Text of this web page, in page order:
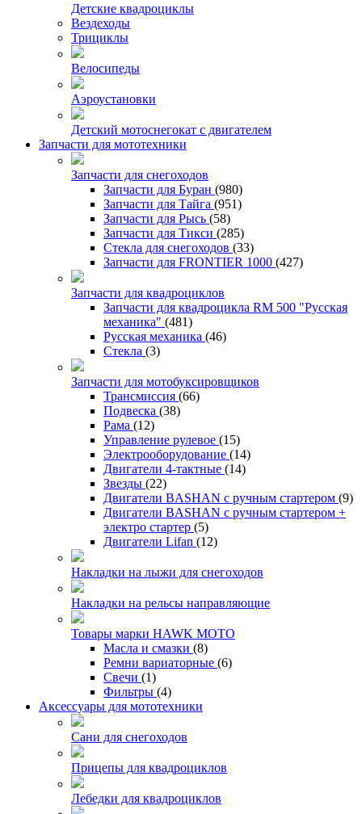
Детские квадроциклы
Вездеходы
Трициклы
Велосипеды
Аэроустановки
Детский мотоснегокат с двигателем
Запчасти для мототехники
Запчасти для снегоходов
Запчасти для Буран (980)
Запчасти для Тайга (951)
Запчасти для Рысь (58)
Запчасти для Тикси (285)
Стекла для снегоходов (33)
Запчасти для FRONTIER 1000 (427)
Запчасти для квадроциклов
Запчасти для квадроцикла RM 500 "Русская
механика" (481)
Русская механика (46)
Стекла (3)
Запчасти для мотобуксировщиков
Трансмиссия (66)
Подвеска (38)
Рама (12)
Управление рулевое (15)
Электрооборудование (14)
Двигатели 4-тактные (14)
Звезды (22)
Двигатели BASHAN с ручным стартером (9)
Двигатели BASHAN с ручным стартером +
электро стартер (5)
Двигатели Lifan (12)
Накладки на лыжи для снегоходов
Накладки на рельсы направляющие
Товары марки HAWK MOTO
Масла и смазки (8)
Ремни вариаторные (6)
Свечи (1)
Фильтры (4)
Аксессуары для мототехники
Сани для снегоходов
Прицепы для квадроциклов
Лебедки для квадроциклов